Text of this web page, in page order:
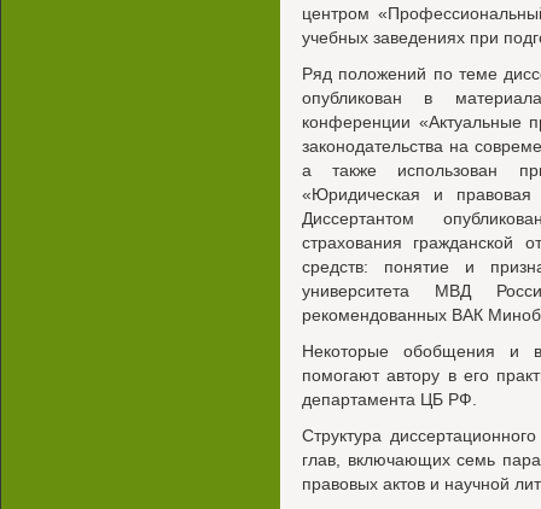
центром
учебных заведениях при
Ряд положений по теме
опубликован в
конференции «Актуальные
законодательства на
а также использован
«Юридическая и
Диссертантом
страхования гражданской
средств: понятие и
университета МВД
рекомендованных ВАК
Некоторые обобщения и
помогают автору в его
департамента ЦБ РФ.
Структура
глав, включающих семь
правовых актов и научной